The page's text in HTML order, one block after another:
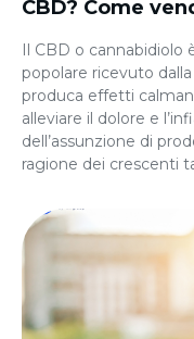
CBD? Come
Il CBD o cannabidiolo
popolare ricevuto
produca effetti
alleviare il dolore e
dell’assunzione di
ragione dei crescenti